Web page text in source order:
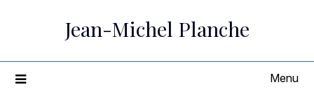
Jean-Michel Planche
Menu